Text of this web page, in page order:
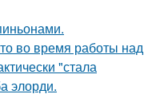
во время работы над
"стала
элорди.